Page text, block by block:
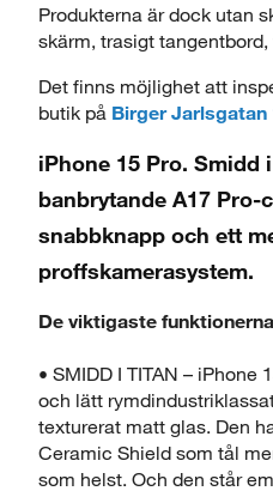
Produkterna är dock utan
skärm, trasigt
Det finns möjlighet att
butik på Birger Jarlsgatan
iPhone 15 Pro. Smidd
banbrytande A17 Pro-
snabbknapp och ett
proffskamerasystem.
De viktigaste funktionerna
• SMIDD I TITAN – iPhone
och lätt
texturerat matt glas. Den
Ceramic Shield som tål
som helst. Och den står